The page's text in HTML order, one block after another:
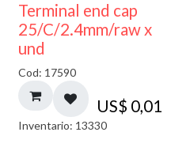
Terminal end cap
25/C/2.4mm/raw x
und
Cod: 17590
US$ 0,01
Inventario: 13330